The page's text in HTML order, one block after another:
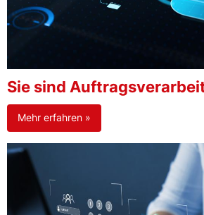
Sie sind
Mehr erfahren »